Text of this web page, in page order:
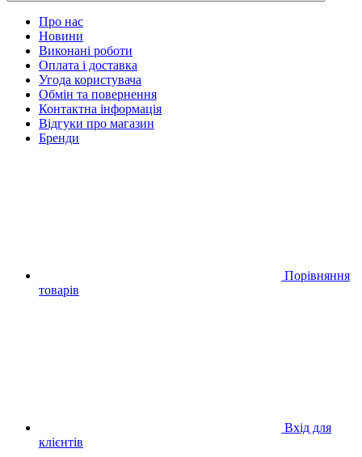
Про нас
Новини
Виконані роботи
Оплата і доставка
Угода користувача
Обмін та повернення
Контактна інформація
Відгуки про магазин
Бренди
Порівняння
товарів
Вхід для
клієнтів